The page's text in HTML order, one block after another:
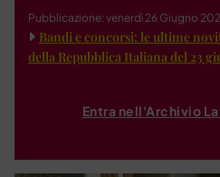
Pubblicazione: venerdì 26 Giugno
Bandi e concorsi: le ultime
della Repubblica Italiana del 23
Entra nell'Archivio